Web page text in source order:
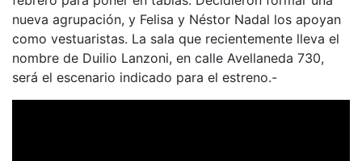
nueva agrupación, y Felisa y Néstor Nadal los apoyan
como vestuaristas. La sala que recientemente lleva el
nombre de Duilio Lanzoni, en calle Avellaneda 730,
será el escenario indicado para el estreno.-